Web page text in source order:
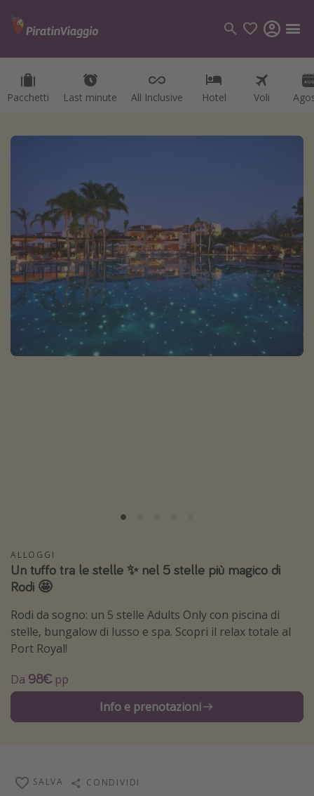
Pacchetti Last minute All Inclusive Hotel Voli
Categorie
Crociere
Destinazioni
Tutte le destinazioni
Italia
Albania
Grecia
Baleari
Vacanze all inclusive
Vacanze estate 2026
Last minute capodanno
Vacanze con bambini
Vacanze al mare
Viaggi per single
Calendario di viaggio
ALLOGGI
Un tuffo tra le stelle ✨ nel 5 stelle più magico di
Rodi 🤩
Rodi da sogno: un 5 stelle Adults Only con piscina di
stelle, bungalow di lusso e spa. Scopri il relax totale al
Port Royal!
Da 98€ pp
Info e prenotazioni
SALVA CONDIVIDI